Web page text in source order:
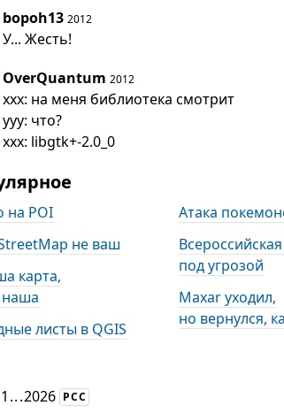
bopoh13 2012
У... Жесть!
OverQuantum 2012
xxx: на меня библиотека смотрит
yyy: что?
xxx: libgtk+-2.0_0
на POI
не ваш
карта,
листы в QGIS
Атака
под угрозой
Maxar уходил,
но вернулся,
...2026 РСС